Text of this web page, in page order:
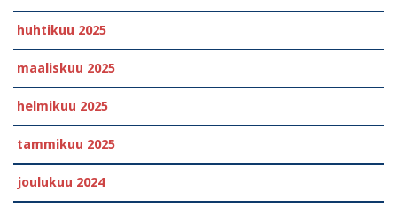
huhtikuu 2025
maaliskuu 2025
helmikuu 2025
tammikuu 2025
joulukuu 2024